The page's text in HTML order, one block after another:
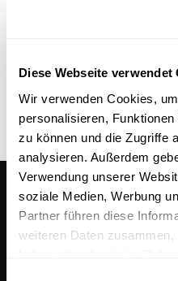
Diese Webseite verwendet
Wir verwenden Cookies,
personalisieren,
zu können und die Zugriffe
analysieren. Außerdem
Verwendung unserer
soziale Medien, Werbung
Partner führen diese
weiteren Daten
Motion
Einblicke aus